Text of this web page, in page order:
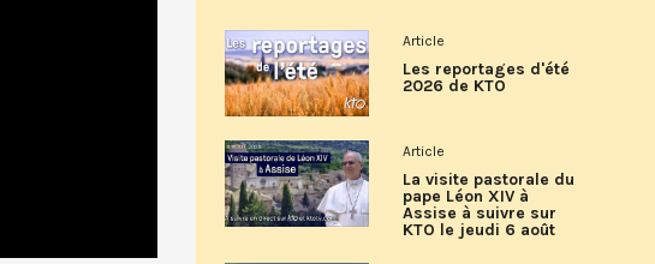
Article
Les reportages d'été
2026 de KTO
Article
La visite pastorale du
pape Léon XIV à
Assise à suivre sur
KTO le jeudi 6 août